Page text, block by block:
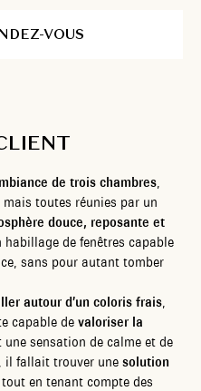
VOUS
de trois chambres,
toutes réunies par un
douce, reposante et
habillage de fenêtres capable
sans pour autant tomber
autour d’un coloris frais,
capable de valoriser la
sensation de calme et de
il fallait trouver une solution
tout en tenant compte des